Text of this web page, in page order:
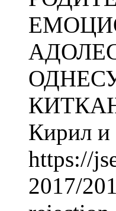
КИТКАЊ
Кирил и
https://
2017/